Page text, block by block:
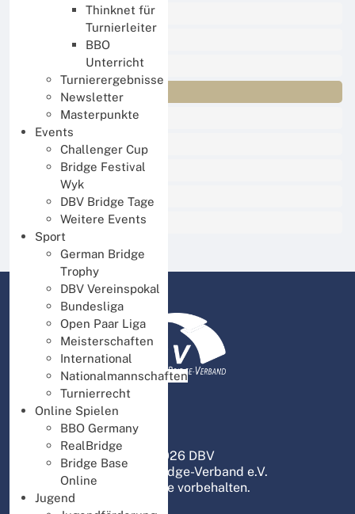
Thinknet für
Turnierleiter
BBO
Unterricht
Turnierergebnisse
Newsletter
Masterpunkte
Events
Challenger Cup
Bridge Festival
Wyk
DBV Bridge Tage
Weitere Events
Sport
German Bridge
Trophy
DBV Vereinspokal
Bundesliga
Open Paar Liga
Meisterschaften
International
Nationalmannschaften
Turnierrecht
Online Spielen
BBO Germany
RealBridge
Bridge Base
Online
Jugend
Alle News
Online Spielen
Lernen und Trainieren
Jugend
Organisation
Service
Presse und Medien
© 2026 DBV
Deutscher Bridge-Verband e.V.
Alle Rechte vorbehalten.